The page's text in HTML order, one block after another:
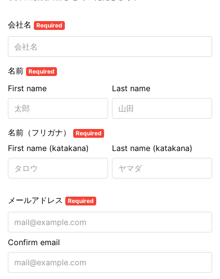
会社名 Required
名前 Required
Last name
First name
名前（フリガナ） Required
Last name (katakana)
First name (katakana)
メールアドレス Required
Confirm email